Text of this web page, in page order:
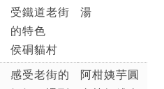
受鐵道老街
的特色
侯硐貓村
湯
感受老街的
阿柑姨芋圓